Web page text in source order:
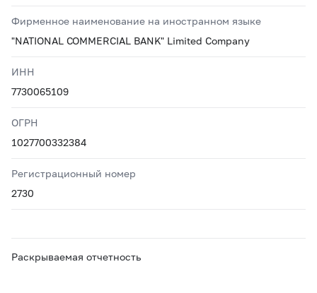
Фирменное наименование на иностранном языке
"NATIONAL COMMERCIAL BANK" Limited Company
ИНН
7730065109
ОГРН
1027700332384
Регистрационный номер
2730
Раскрываемая отчетность